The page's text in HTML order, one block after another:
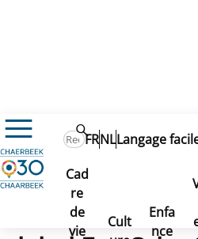
FRNLLangage
Cad
re
de
vie
Cult
Enfa
nce
Actualités
L’École 2 maternelle
L’École 2
récompensée
L’École 2
récompensée
Eco-Schools